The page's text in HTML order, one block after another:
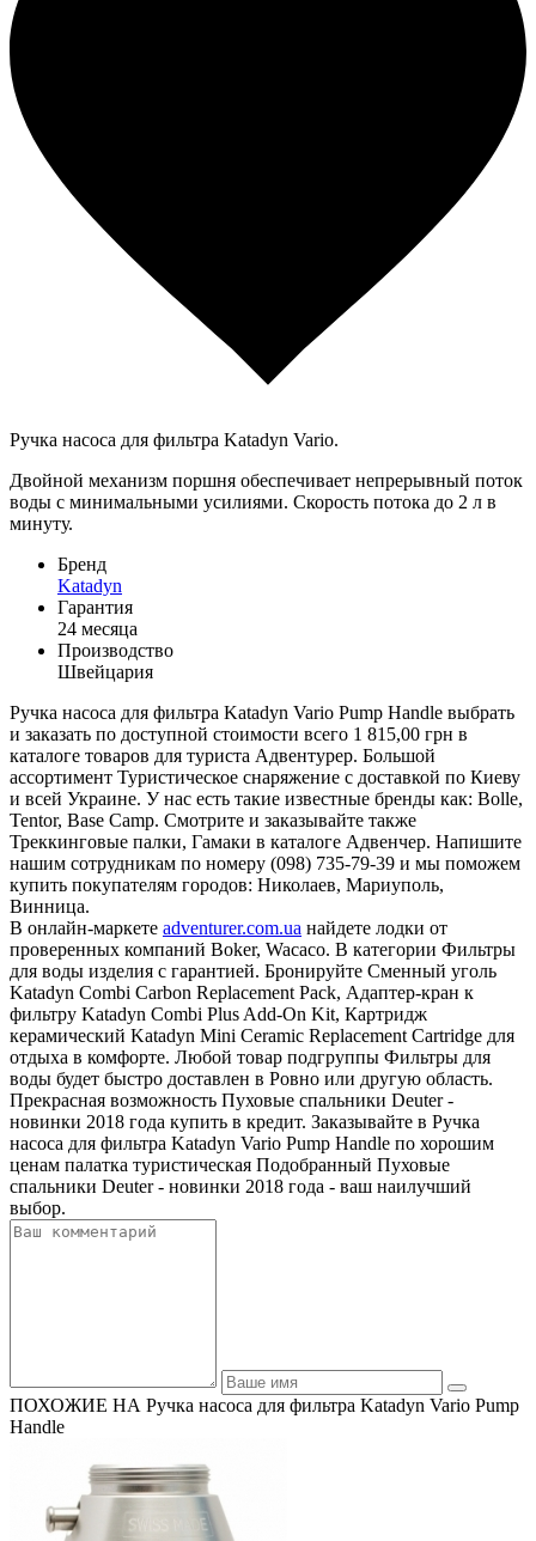
Ручка насоса для фильтра Katadyn Vario.
Двойной механизм поршня обеспечивает непрерывный поток
воды с минимальными усилиями. Скорость потока до 2 л в
минуту.
Бренд
Katadyn
Гарантия
24 месяца
Производство
Швейцария
Ручка насоса для фильтра Katadyn Vario Pump Handle выбрать
и заказать по доступной стоимости всего 1 815,00 грн в
каталоге товаров для туриста Адвентурер. Большой
ассортимент Туристическое снаряжение с доставкой по Киеву
и всей Украине. У нас есть такие известные бренды как: Bolle,
Tentor, Base Camp. Смотрите и заказывайте также
Треккинговые палки, Гамаки в каталоге Адвенчер. Напишите
нашим сотрудникам по номеру (098) 735-79-39 и мы поможем
купить покупателям городов: Николаев, Мариуполь,
Винница.
В онлайн-маркете adventurer.com.ua найдете лодки от
проверенных компаний Boker, Wacaco. В категории Фильтры
для воды изделия с гарантией. Бронируйте Сменный уголь
Katadyn Combi Carbon Replacement Pack, Адаптер-кран к
фильтру Katadyn Combi Plus Add-On Kit, Картридж
керамический Katadyn Mini Ceramic Replacement Cartridge для
отдыха в комфорте. Любой товар подгруппы Фильтры для
воды будет быстро доставлен в Ровно или другую область.
Прекрасная возможность Пуховые спальники Deuter -
новинки 2018 года купить в кредит. Заказывайте в Ручка
насоса для фильтра Katadyn Vario Pump Handle по хорошим
ценам палатка туристическая Подобранный Пуховые
спальники Deuter - новинки 2018 года - ваш наилучший
выбор.
ПОХОЖИЕ НА Ручка насоса для фильтра Katadyn Vario Pump
Handle